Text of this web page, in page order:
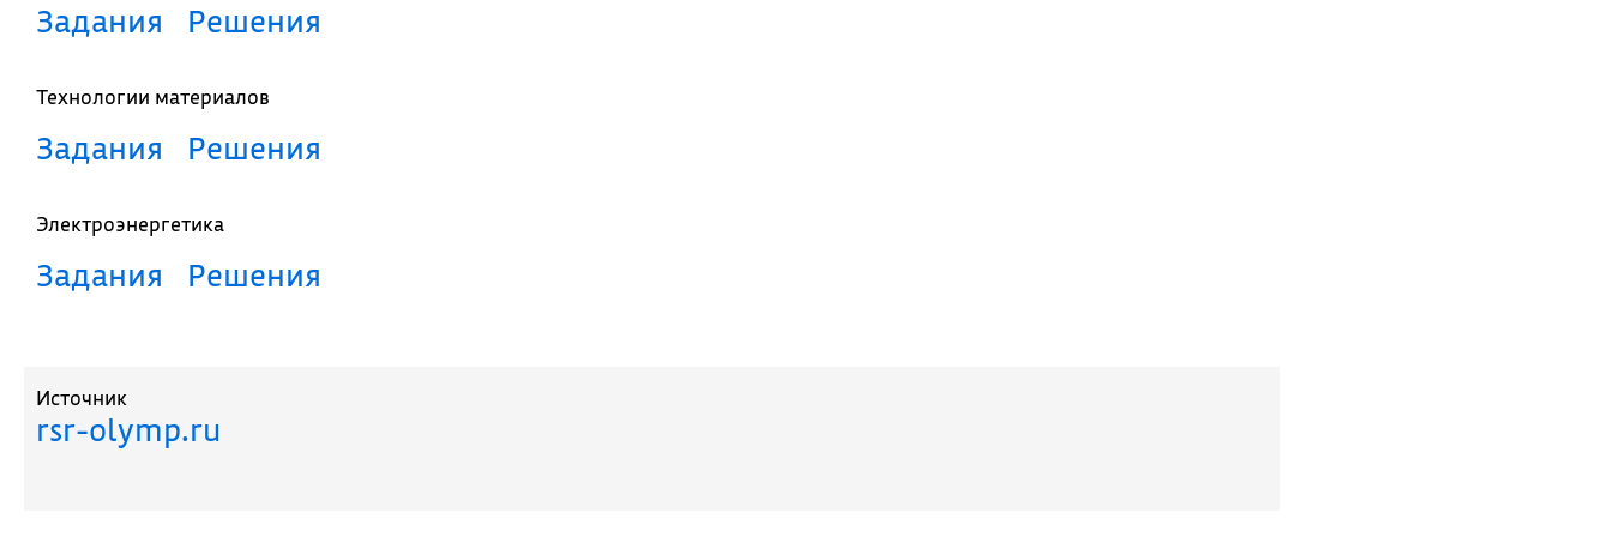
Задания Решения
Технологии материалов
Задания Решения
Электроэнергетика
Задания Решения
Источник
rsr-olymp.ru